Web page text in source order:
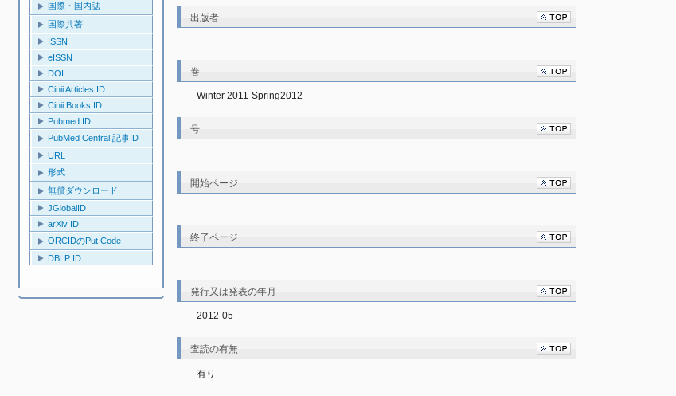
国際・国内誌
国際共著
ISSN
eISSN
DOI
Cinii Articles ID
Cinii Books ID
Pubmed ID
PubMed Central 記事ID
URL
形式
無償ダウンロード
JGlobalID
arXiv ID
ORCIDのPut Code
DBLP ID
出版者
巻
Winter 2011-Spring2012
号
開始ページ
終了ページ
発行又は発表の年月
2012-05
査読の有無
有り